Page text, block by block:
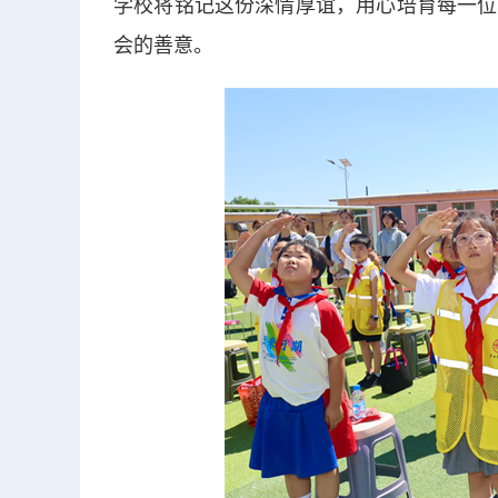
学校将铭记这份深情厚谊，用心培育每一
会的善意。